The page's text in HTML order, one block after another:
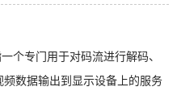
个专门用于对码流进行解码、
数据输出到显示设备上的服务